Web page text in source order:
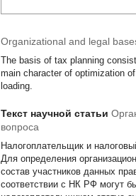
Organizational and legal
The basis of tax planning
main character of optimization
loading.
Текст научной статьи
вопроса
Налогоплательщик и
Для определения
состав участников данных
соответствии с НК РФ могут